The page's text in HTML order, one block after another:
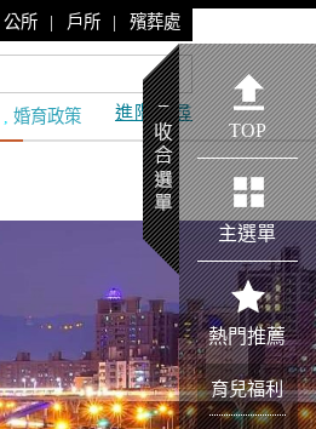
公所 | 戶所 | 殯葬處
婚育政策 進階搜尋
TOP
主選單
熱門推薦
育兒福利